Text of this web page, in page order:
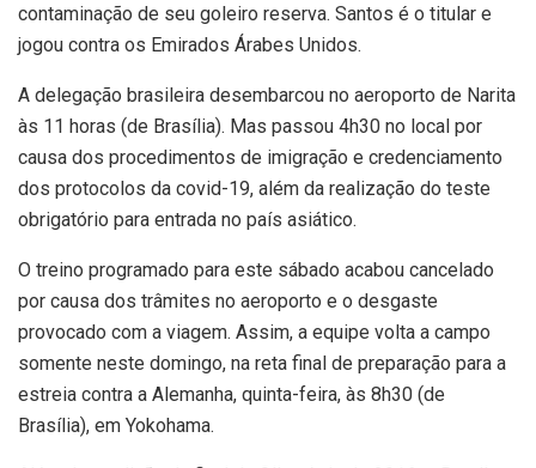
contaminação de seu goleiro reserva. Santos é o titular e
jogou contra os Emirados Árabes Unidos.
A delegação brasileira desembarcou no aeroporto de Narita
às 11 horas (de Brasília). Mas passou 4h30 no local por
causa dos procedimentos de imigração e credenciamento
dos protocolos da covid-19, além da realização do teste
obrigatório para entrada no país asiático.
O treino programado para este sábado acabou cancelado
por causa dos trâmites no aeroporto e o desgaste
provocado com a viagem. Assim, a equipe volta a campo
somente neste domingo, na reta final de preparação para a
estreia contra a Alemanha, quinta-feira, às 8h30 (de
Brasília), em Yokohama.